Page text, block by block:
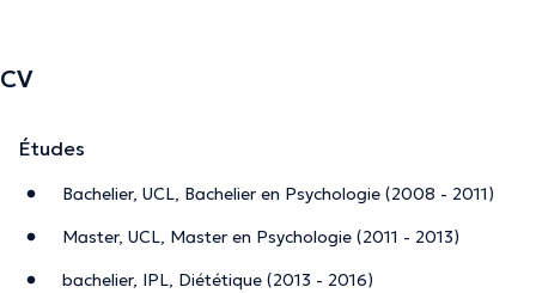
CV
Études
Bachelier, UCL, Bachelier en Psychologie (2008 - 2011)
Master, UCL, Master en Psychologie (2011 - 2013)
bachelier, IPL, Diététique (2013 - 2016)